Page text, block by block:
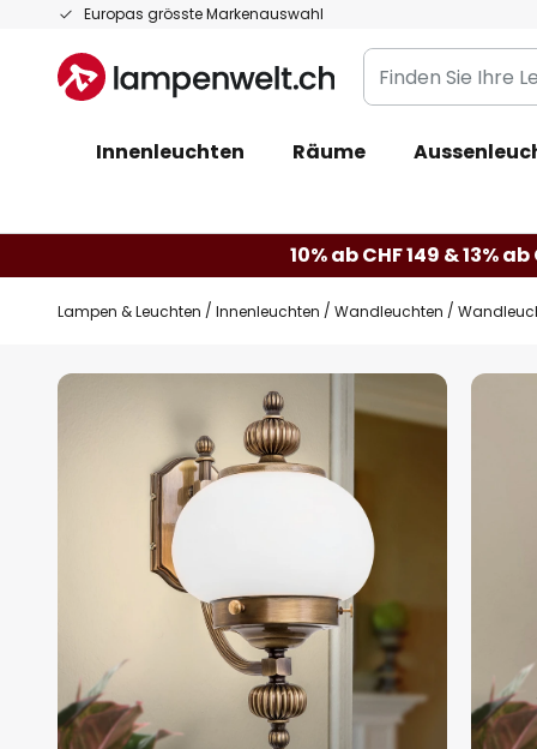
Europas grösste Markenauswahl
Zum
springen
Finden
Sie
Leuchte...
Innenleuchten Räume
10% ab CHF 149 & 13%
Lampen & Leuchten Innenleuchten Wandleuchten
Zum
Bildgalerie